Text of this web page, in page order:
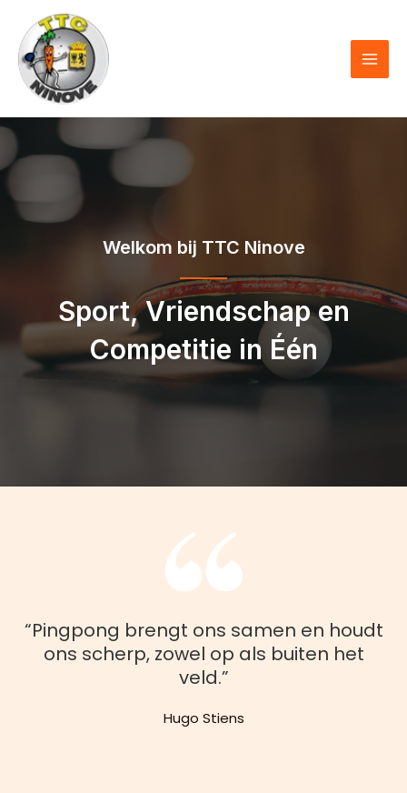
content
Welkom bij TTC Ninove
Sport, Vriendschap en
Competitie in Één
“Pingpong brengt ons samen en houdt
ons scherp, zowel op als buiten het
veld.”
Hugo Stiens